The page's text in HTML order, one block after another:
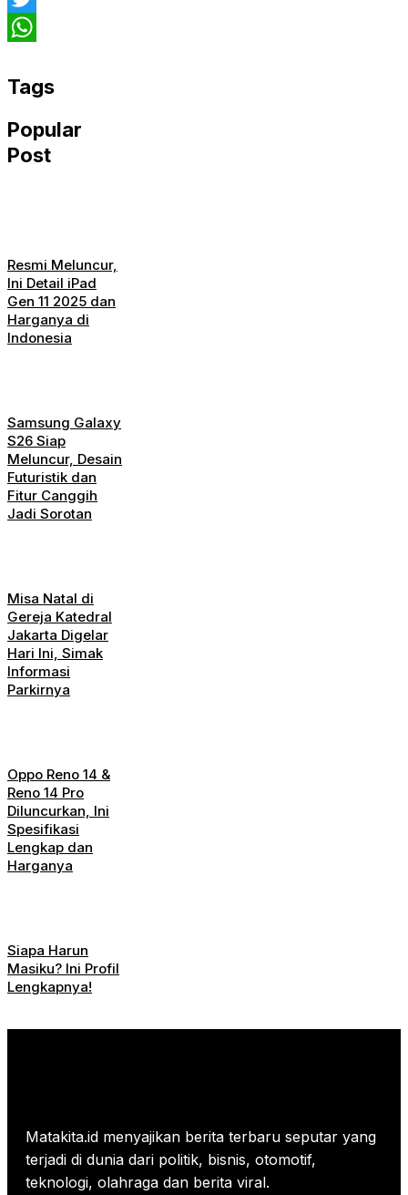
Twitter
Tags
Popular
Post
Resmi Meluncur,
Ini Detail iPad
Gen 11 2025 dan
Harganya di
Indonesia
Samsung Galaxy
S26 Siap
Meluncur, Desain
Futuristik dan
Fitur Canggih
Jadi Sorotan
Misa Natal di
Gereja Katedral
Jakarta Digelar
Hari Ini, Simak
Informasi
Parkirnya
Oppo Reno 14 &
Reno 14 Pro
Diluncurkan, Ini
Spesifikasi
Lengkap dan
Harganya
Siapa Harun
Masiku? Ini Profil
Lengkapnya!
Matakita.id menyajikan berita terbaru seputar yang
terjadi di dunia dari politik, bisnis, otomotif,
teknologi, olahraga dan berita viral.